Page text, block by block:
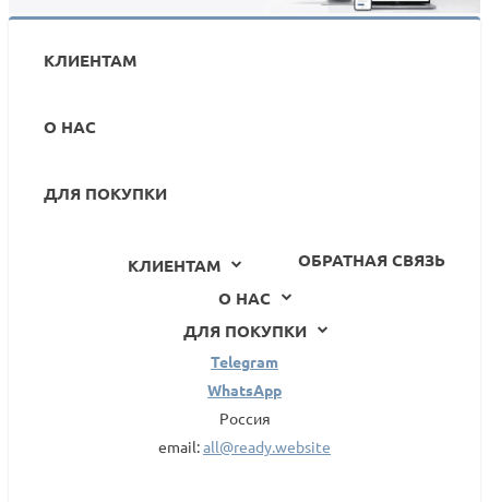
КЛИЕНТАМ
О НАС
ДЛЯ ПОКУПКИ
ОБРАТНАЯ СВЯЗЬ
КЛИЕНТАМ
О НАС
ДЛЯ ПОКУПКИ
Telegram
WhatsApp
Россия
email:all@ready.website